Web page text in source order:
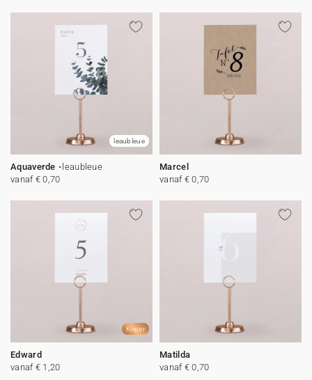
leaubleue
Aquaverde
leaubleue
vanaf € 0,70
Marcel
vanaf € 0,70
Koper
Edward
vanaf € 1,20
Matilda
vanaf € 0,70